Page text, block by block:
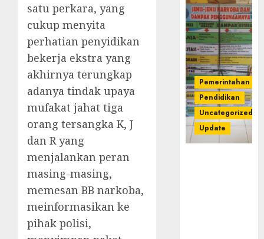
satu perkara, yang
cukup menyita
perhatian penyidikan
bekerja ekstra yang
akhirnya terungkap
adanya tindak upaya
mufakat jahat tiga
orang tersangka K, J
dan R yang
menjalankan peran
masing-masing,
memesan BB narkoba,
meinformasikan ke
pihak polisi,
Pemerintahan
Pendidikan
Uncategorized
Update